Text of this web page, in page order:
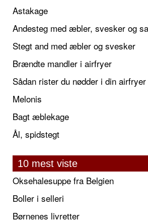
Astakage
Stegt and med æbler og svesker
Brændte mandler i airfryer
Sådan rister du nødder i din airfryer
Melonis
Bagt æblekage
Ål, spidstegt
10 mest viste
Oksehalesuppe fra Belgien
Boller i selleri
Børnenes livretter